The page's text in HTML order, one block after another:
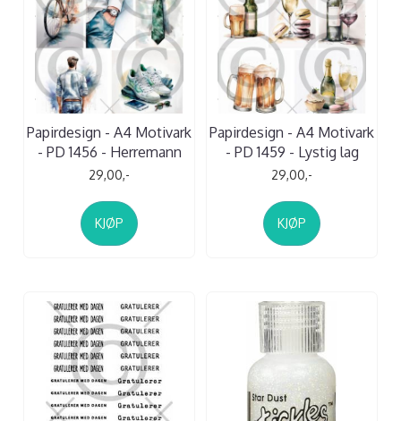
Papirdesign - A4 Motivark
- PD 1456 - Herremann
29,00,-
KJØP
Papirdesign - A4 Motivark
- PD 1459 - Lystig lag
29,00,-
KJØP